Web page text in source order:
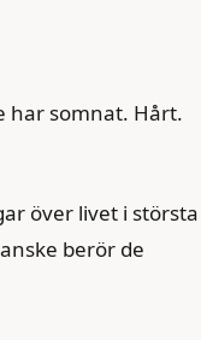
har somnat. Hårt.
över livet i största
berör de